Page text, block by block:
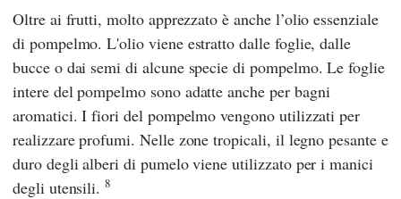
Oltre ai frutti, molto apprezzato è anche l’olio essenziale
di pompelmo. L'olio viene estratto dalle foglie, dalle
bucce o dai semi di alcune specie di pompelmo. Le foglie
intere del pompelmo sono adatte anche per bagni
aromatici. I fiori del pompelmo vengono utilizzati per
realizzare profumi. Nelle zone tropicali, il legno pesante e
duro degli alberi di pumelo viene utilizzato per i manici
degli utensili.8